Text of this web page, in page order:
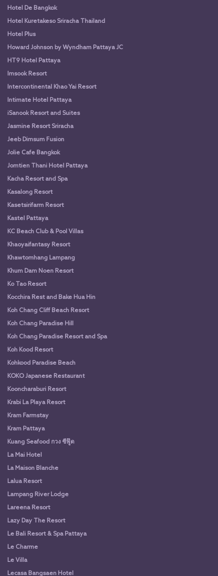
Hotel De Bangkok
Hotel Kuretakeso Sriracha Thailand
Hotel Plus
Howard Johnson by Wyndham Pattaya JC
HT9 Hotel Pattaya
Imsook Resort
Intercontinental Khao Yai Resort
Intimate Hotel Pattaya
iSanook Resort and Suites
Jasmine Resort Sriracha
Jeeb Dimsum Fusion
Jolie Cafe Bangkok
Jomtien Thani Hotel Pattaya
Kacha Resort and Spa
Kasalong Resort
Kasetsirifarm Resort
Kastel Pattaya
KC Beach Club & Pool Villas
Khaoyaifantasy Resort
Khawtomhang Lampang
Khum Dam Noen Resort
Ko Tao Resort
Kocchira Rest and Bake Hua Hin
Koh Chang Cliff Beach Resort
Koh Chang Paradise Hill
Koh Chang Paradise Resort and Spa
Koh Kood Resort
Kohkood Paradise Beach
KOKO Japanese Restaurant
Kooncharaburi Resort
Krabi La Playa Resort
Kram Farmstay
Kram Pattaya
Kuang Seafood กวง ซีฟู๊ด
La Mai Hotel
La Maison Blanche
Lalua Resort
Lampang River Lodge
Lareena Resort
Lazy Day The Resort
Le Bali Resort & Spa Pattaya
Le Charme
Le Villa
Lecasa Bangsaen Hotel